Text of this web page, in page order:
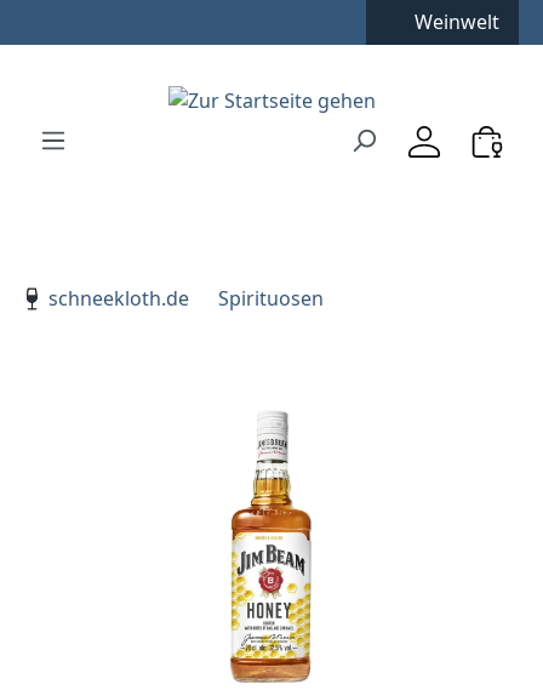
Zur Hauptnavigation springen
Weinwelt
schneekloth.de
Spirituosen
Bildergalerie überspringen